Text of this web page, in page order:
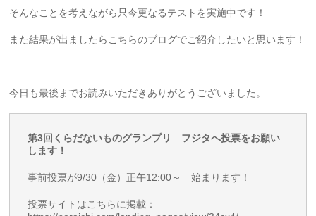
そんなことを考えながら只今更なるテストを実施中です！
また結果が出ましたらこちらのブログでご紹介したいと思います！
今日も最後までお読みいただきありがとうございました。
第3回くらだないものグランプリ フジタへ投票をお願い
します！
事前投票が9/30（金）正午12:00～ 始まります！
投票サイトはこちらに掲載：